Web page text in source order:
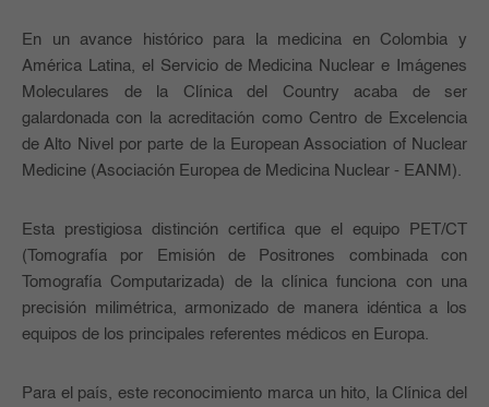
En un avance histórico para la medicina en Colombia y
América Latina, el Servicio de Medicina Nuclear e Imágenes
Moleculares de la Clínica del Country acaba de ser
galardonada con la acreditación como Centro de Excelencia
de Alto Nivel por parte de la European Association of Nuclear
Medicine (Asociación Europea de Medicina Nuclear - EANM).
Esta prestigiosa distinción certifica que el equipo PET/CT
(Tomografía por Emisión de Positrones combinada con
Tomografía Computarizada) de la clínica funciona con una
precisión milimétrica, armonizado de manera idéntica a los
equipos de los principales referentes médicos en Europa.
Para el país, este reconocimiento marca un hito, la Clínica del